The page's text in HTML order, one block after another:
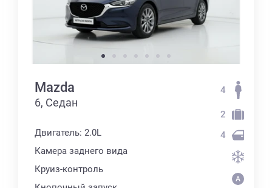
Mazda
6, Седан
Двигатель: 2.0L
Камера заднего вида
Круиз-контроль
4
2
4